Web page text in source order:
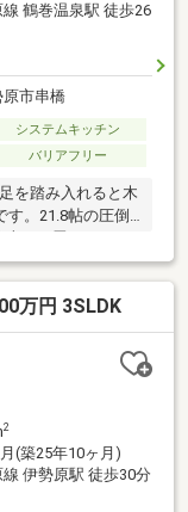
鶴巻温泉駅 徒歩26
市串橋
システムキッチン
バリアフリー
を踏み入れると木
す。21.8帖の圧倒
斎や、約6.5帖の
を豊かに彩る「＋
型WICなど、デザ
52坪のゆとりある
されています。ぜ
万円 3SLDK
2
(築25年10ヶ月)
伊勢原駅 徒歩30分